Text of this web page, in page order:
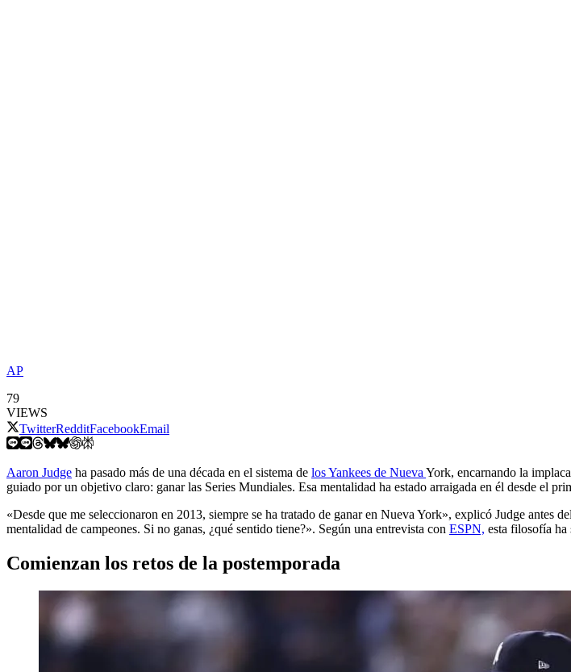
AP
79
VIEWS
TwitterRedditFacebookEmail
Aaron Judge ha pasado más de una década en el sistema de los Yankees de Nueva York, encarnando la
guiado por un objetivo claro: ganar las Series Mundiales. Esa mentalidad ha estado arraigada en él desde el
«Desde que me seleccionaron en 2013, siempre se ha tratado de ganar en Nueva York», explicó Judge
mentalidad de campeones. Si no ganas, ¿qué sentido tiene?». Según una entrevista con ESPN, esta filosofía ha
Comienzan los retos de la postemporada